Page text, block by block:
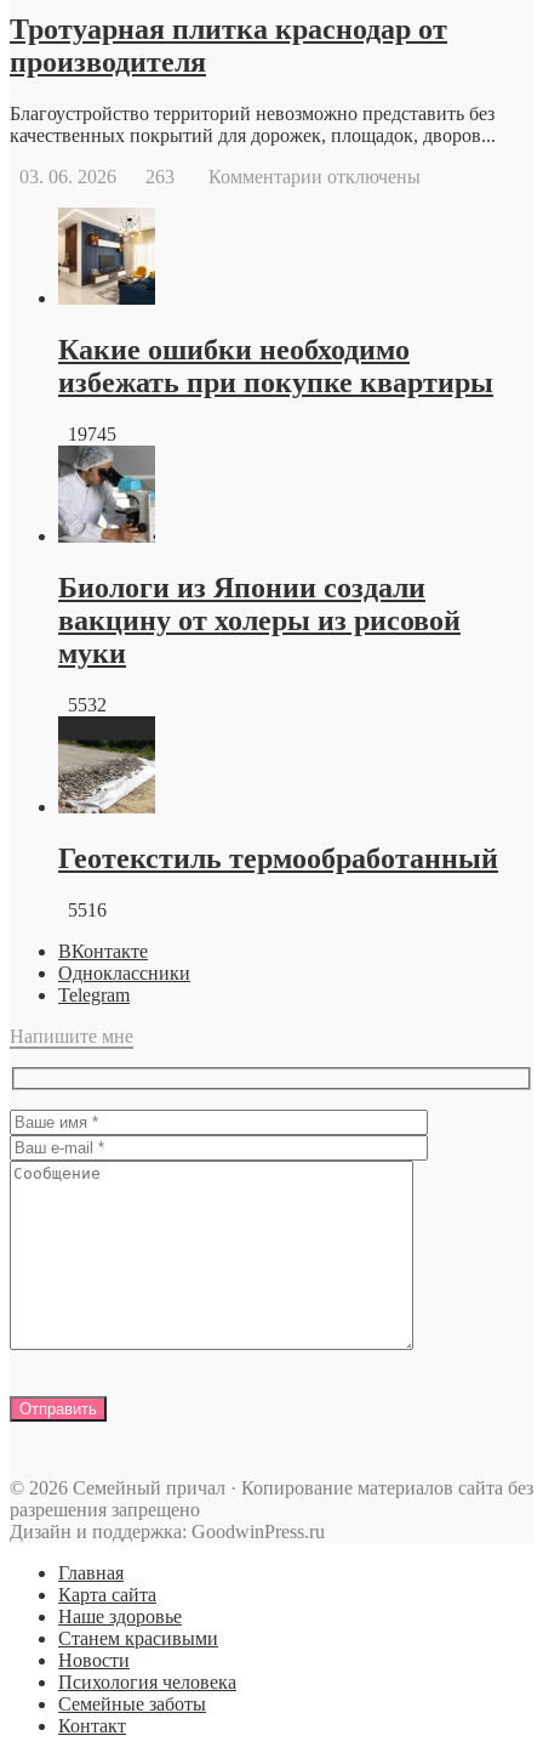
Тротуарная плитка краснодар от
производителя
Благоустройство территорий невозможно представить без
качественных покрытий для дорожек, площадок, дворов...
03. 06. 2026
263 Комментарии котключены
Какие ошибки необходимо
избежать при покупке квартиры
19745
Биологи из Японии создали
вакцину от холеры из рисовой
муки
5532
Геотекстиль термообработанный
5516
ВКонтакте
Одноклассники
Telegram
Напишите мне
© 2026 Семейный причал · Копирование материалов сайта без
разрешения запрещено
Дизайн и поддержка: GoodwinPress.ru
Главная
Карта сайта
Наше здоровье
Станем красивыми
Новости
Психология человека
Семейные заботы
Контакт